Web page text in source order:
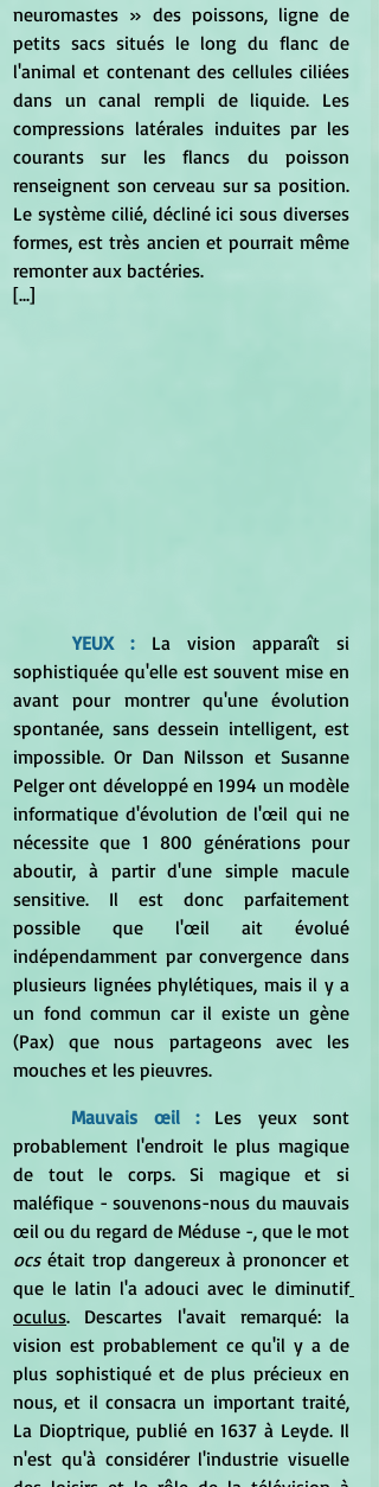
neuromastes » des poissons, ligne de
petits sacs situés le long du flanc de
l'animal et contenant des cellules ciliées
dans un canal rempli de liquide. Les
compressions latérales induites par les
courants sur les flancs du poisson
renseignent son cerveau sur sa position.
Le système cilié, décliné ici sous diverses
formes, est très ancien et pourrait même
remonter aux bactéries.
[...]
	YEUX :
La vision apparaît si
sophistiquée qu'elle est souvent mise en
avant pour montrer qu'une évolution
spontanée, sans dessein intelligent, est
impossible. Or Dan Nilsson et Susanne
Pelger ont développé en 1994 un modèle
informatique d'évolution de l'œil qui ne
nécessite que 1 800 générations pour
aboutir, à partir d'une simple macule
sensitive. Il est donc parfaitement
possible que l'œil ait évolué
indépendamment par convergence dans
plusieurs lignées phylétiques, mais il y a
un fond commun car il existe un gène
(Pax) que nous partageons avec les
mouches et les pieuvres.
Mauvais œil : Les yeux sont
probablement l'endroit le plus magique
de tout le corps. Si magique et si
maléfique - souvenons-nous du mauvais
œil ou du regard de Méduse -, que le mot
ocs était trop dangereux à prononcer et
que le latin l'a adouci avec le diminutif
oculus. Descartes l'avait remarqué: la
vision est probablement ce qu'il y a de
plus sophistiqué et de plus précieux en
nous, et il consacra un important traité,
La Dioptrique, publié en 1637 à Leyde. Il
n'est qu'à considérer l'industrie visuelle